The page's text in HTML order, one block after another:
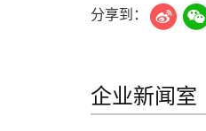
分享到：
企业新闻室